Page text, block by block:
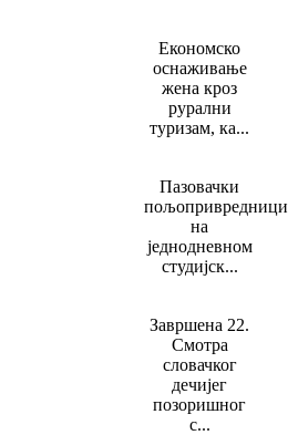
Економско
оснаживање
жена кроз
рурални
туризам, ка...
Пазовачки
пољопривредници
на
једнодневном
студијск...
Завршена 22.
Смотра
словачког
дечијег
позоришног
с...